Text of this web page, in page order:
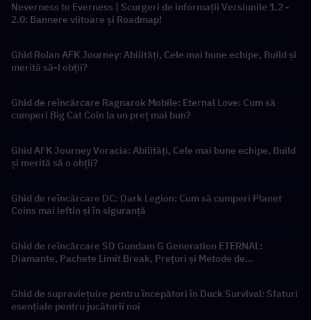
Neverness to Everness | Scurgeri de informații Versiunile 1.2 -
2.0: Bannere viitoare și Roadmap!
Ghid Rolan AFK Journey: Abilități, Cele mai bune echipe, Build și
merită să-l obții?
Ghid de reîncărcare Ragnarok Mobile: Eternal Love: Cum să
cumperi Big Cat Coin la un preț mai bun?
Ghid AFK Journey Voracia: Abilități, Cele mai bune echipe, Build
și merită să o obții?
Ghid de reîncărcare DC: Dark Legion: Cum să cumperi Planet
Coins mai ieftin și în siguranță
Ghid de reîncărcare SD Gundam G Generation ETERNAL:
Diamante, Pachete Limit Break, Prețuri și Metode de
Ghid de supraviețuire pentru începători în Duck Survival: Sfaturi
esențiale pentru jucătorii noi